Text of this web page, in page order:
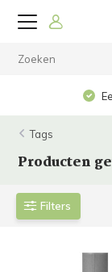
Tags
Producten
Filters